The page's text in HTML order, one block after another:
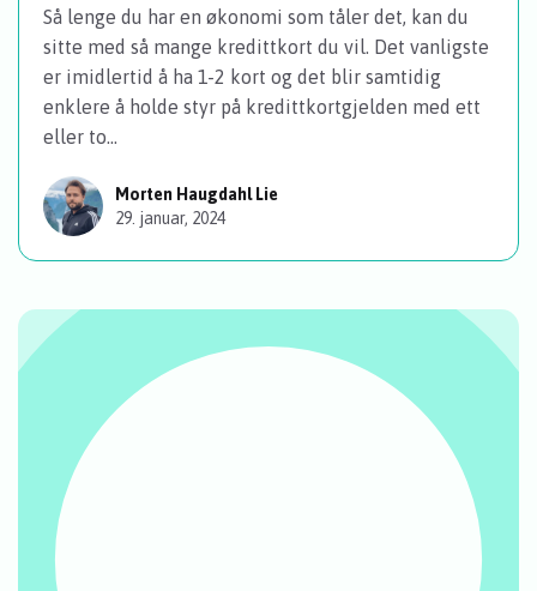
Så lenge du har en økonomi som tåler det, kan du
sitte med så mange kredittkort du vil. Det vanligste
er imidlertid å ha 1-2 kort og det blir samtidig
enklere å holde styr på kredittkortgjelden med ett
eller to...
Morten Haugdahl Lie
29. januar, 2024